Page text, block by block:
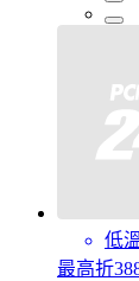
低
最高折